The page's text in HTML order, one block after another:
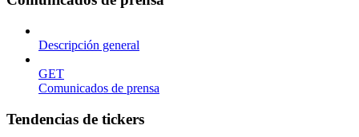
Descripción general
GET
Comunicados de prensa
Tendencias de tickers